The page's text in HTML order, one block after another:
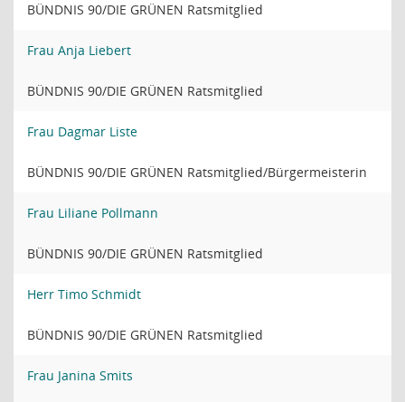
BÜNDNIS 90/DIE GRÜNEN Ratsmitglied
Frau Anja Liebert
BÜNDNIS 90/DIE GRÜNEN Ratsmitglied
Frau Dagmar Liste
BÜNDNIS 90/DIE GRÜNEN Ratsmitglied/Bürgermeisterin
Frau Liliane Pollmann
BÜNDNIS 90/DIE GRÜNEN Ratsmitglied
Herr Timo Schmidt
BÜNDNIS 90/DIE GRÜNEN Ratsmitglied
Frau Janina Smits